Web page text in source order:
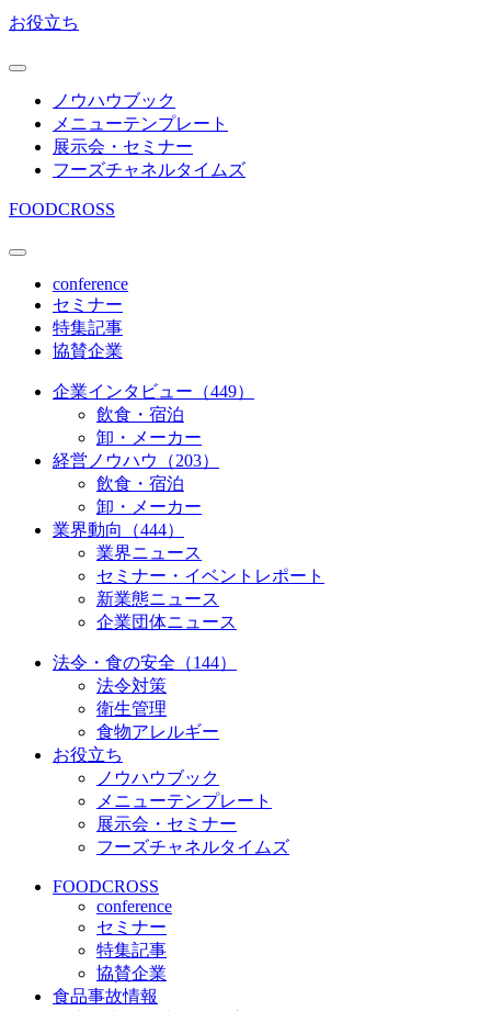
お役立ち
ノウハウブック
メニューテンプレート
展示会・セミナー
フーズチャネルタイムズ
FOODCROSS
conference
セミナー
特集記事
協賛企業
企業インタビュー（449）
飲食・宿泊
卸・メーカー
経営ノウハウ（203）
飲食・宿泊
卸・メーカー
業界動向（444）
業界ニュース
セミナー・イベントレポート
新業態ニュース
企業団体ニュース
法令・食の安全（144）
法令対策
衛生管理
食物アレルギー
お役立ち
ノウハウブック
メニューテンプレート
展示会・セミナー
フーズチャネルタイムズ
FOODCROSS
conference
セミナー
特集記事
協賛企業
食品事故情報